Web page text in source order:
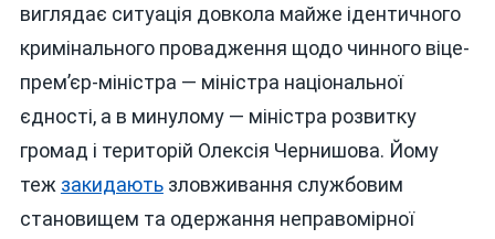
виглядає ситуація довкола майже ідентичного
кримінального провадження щодо чинного віце-
прем’єр-міністра — міністра національної
єдності, а в минулому — міністра розвитку
громад і територій Олексія Чернишова. Йому
теж закидаютьзловживання службовим
становищем та одержання неправомірної